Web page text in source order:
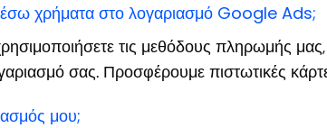
χρήματα στο λογαριασμό Google Ads;
τις μεθόδους πληρωμής
σας. Προσφέρουμε πιστωτικές
μου;